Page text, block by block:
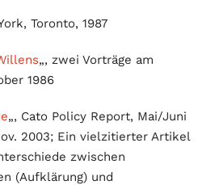
Toronto, 1987
„, zwei Vorträge am
1986
„, Cato Policy Report, Mai/Juni
2003; Ein vielzitierter Artikel
zwischen
(Aufklärung) und